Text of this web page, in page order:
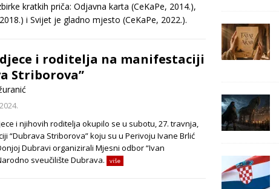
kratkih priča: Odjavna karta (CeKaPe, 2014.),
i Svijet je gladno mjesto (CeKaPe, 2022.).
i roditelja na manifestaciji
Striborova”
i njihovih roditelja okupilo se u subotu, 27. travnja,
“Dubrava Striborova” koju su u Perivoju Ivane Brlić
Dubravi organizirali Mjesni odbor “Ivan
sveučilište Dubrava.
više